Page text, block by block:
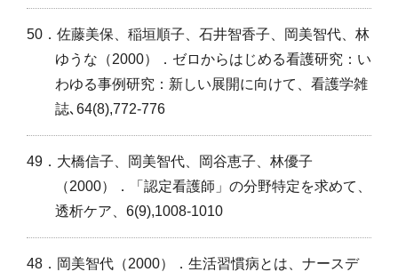
50．佐藤美保、稲垣順子、石井智香子、岡美智代、林
ゆうな（2000）．ゼロからはじめる看護研究：い
わゆる事例研究：新しい展開に向けて、看護学雑
誌､64(8),772-776
49．大橋信子、岡美智代、岡谷恵子、林優子
（2000）．「認定看護師」の分野特定を求めて、
透析ケア、6(9),1008-1010
48．岡美智代（2000）．生活習慣病とは、ナースデ